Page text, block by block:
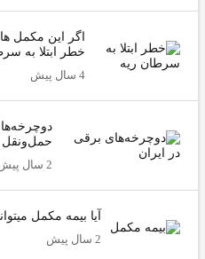
اگر این مکمل ها را
خطر ابتلا به سرطان
دوچرخه‌های
حمل‌ونقل شهری
آیا بیمه مکمل میتواند